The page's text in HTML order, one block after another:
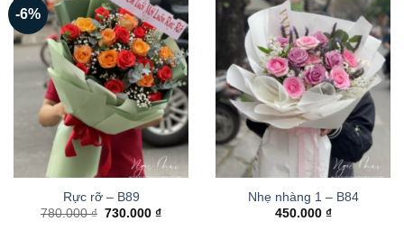
-6%
Rực rỡ – B89
780.000₫ Giá
730.000₫Giá
Nhẹ nhàng 1 – B84
450.000 ₫